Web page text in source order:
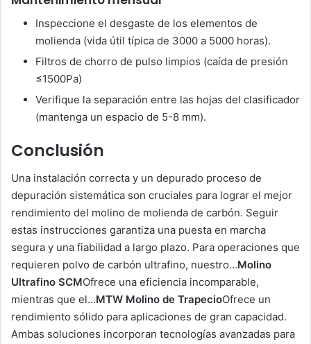
Inspeccione el desgaste de los elementos de
molienda (vida útil típica de 3000 a 5000 horas).
Filtros de chorro de pulso limpios (caída de presión
≤1500Pa)
Verifique la separación entre las hojas del clasificador
(mantenga un espacio de 5-8 mm).
Conclusión
Una instalación correcta y un depurado proceso de
depuración sistemática son cruciales para lograr el mejor
rendimiento del molino de molienda de carbón. Seguir
estas instrucciones garantiza una puesta en marcha
segura y una fiabilidad a largo plazo. Para operaciones que
requieren polvo de carbón ultrafino, nuestro…Molino
Ultrafino SCMOfrece una eficiencia incomparable,
mientras que el…MTW Molino de TrapecioOfrece un
rendimiento sólido para aplicaciones de gran capacidad.
Ambas soluciones incorporan tecnologías avanzadas para